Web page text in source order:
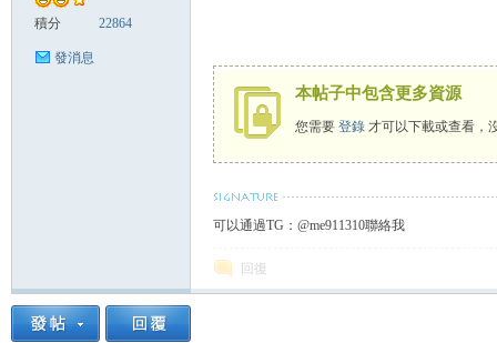
積分 22864
發消息
本帖子中包含更多資源
您需要 登錄 才可以下載或查看，
可以通過TG：@me911310聯絡我
回復